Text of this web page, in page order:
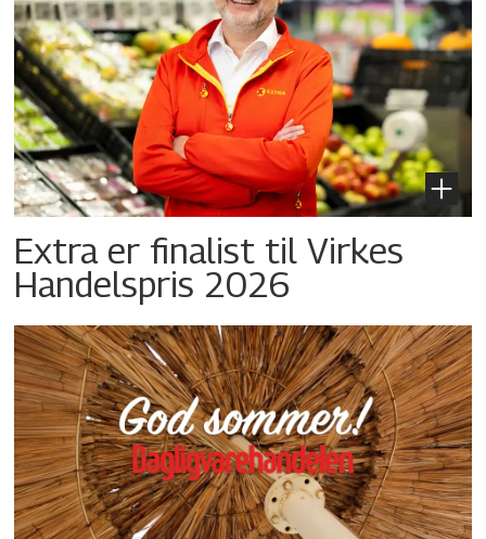
Extra er finalist til Virkes
Handelspris 2026